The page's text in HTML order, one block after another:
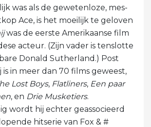
was als de gewetenloze, mes-
Ace, is het moeilijk te geloven
was de eerste Amerikaanse film
acteur. (Zijn vader is tenslotte
Donald Sutherland.) Post
is in meer dan 70 films geweest,
Lost Boys, Flatliners, Een paar
, en Drie Musketiers.
wordt hij echter geassocieerd
hitserie van Fox & #